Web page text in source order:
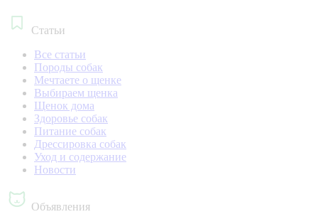
Статьи
Все статьи
Породы собак
Мечтаете о щенке
Выбираем щенка
Щенок дома
Здоровье собак
Питание собак
Дрессировка собак
Уход и содержание
Новости
Объявления